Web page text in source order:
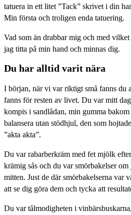
tatuera in ett litet ”Tack” skrivet i din
Min första och troligen enda tatuering.
Vad som än drabbar mig och med
jag titta på min hand och minnas dig.
Du har alltid varit nära
I början, när vi var riktigt små fanns du
fanns för resten av livet. Du var mitt
kompis i sandlådan, min gumma
balansera utan stödhjul, den som
”akta akta”.
Du var rabarberkräm med fet mjölk
krämig sås och du var smörbakelser
mitten. Just de där smörbakelserna var
att se dig göra dem och tycka att
Du var tålmodigheten i